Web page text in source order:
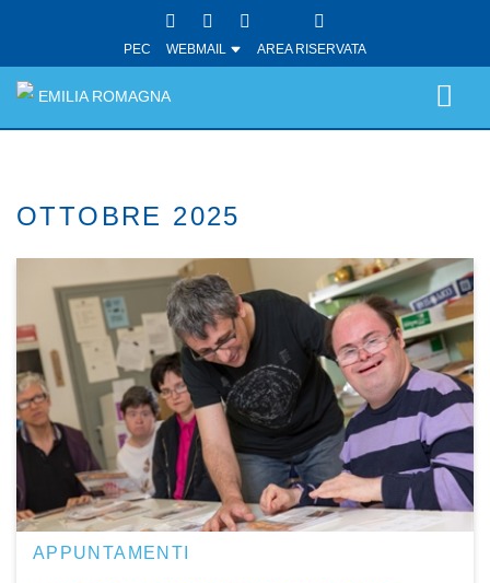
PEC WEBMAIL AREA RISERVATA
EMILIA ROMAGNA
OTTOBRE 2025
APPUNTAMENTI